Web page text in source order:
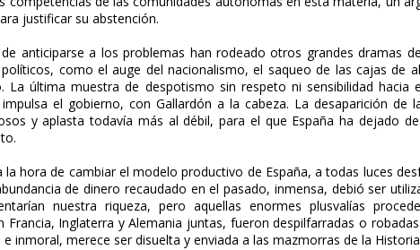
justificar su abstención.
anticiparse a los problemas han rodeado otros grandes dramas
como el auge del nacionalismo, el saqueo de las cajas de
La última muestra de despotismo sin respeto ni sensibilidad hacia
el gobierno, con Gallardón a la cabeza. La desaparición de
y aplasta todavía más al débil, para el que España ha dejado
hora de cambiar el modelo productivo de España, a todas luces
de dinero recaudado en el pasado, inmensa, debió ser
nuestra riqueza, pero aquellas enormes plusvalías
Inglaterra y Alemania juntas, fueron despilfarradas o
inmoral, merece ser disuelta y enviada a las mazmorras de la